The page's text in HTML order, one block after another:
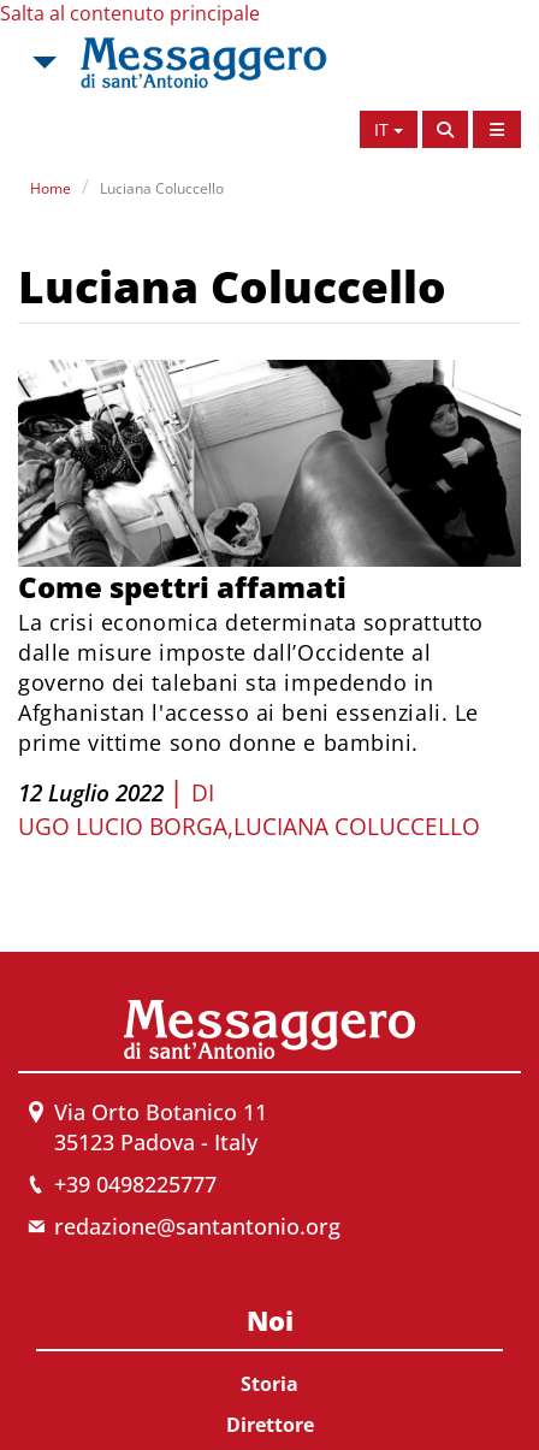
Salta al contenuto principale
IT
Home Luciana Coluccello
Luciana Coluccello
Come spettri affamati
La crisi economica determinata soprattutto
dalle misure imposte dall’Occidente al
governo dei talebani sta impedendo in
Afghanistan l'accesso ai beni essenziali. Le
prime vittime sono donne e bambini.
12 Luglio 2022 | DI
UGO LUCIO BORGA LUCIANA COLUCCELLO
Via Orto Botanico 11
35123 Padova - Italy
+39 0498225777
redazione@santantonio.org
Noi
Storia
Direttore